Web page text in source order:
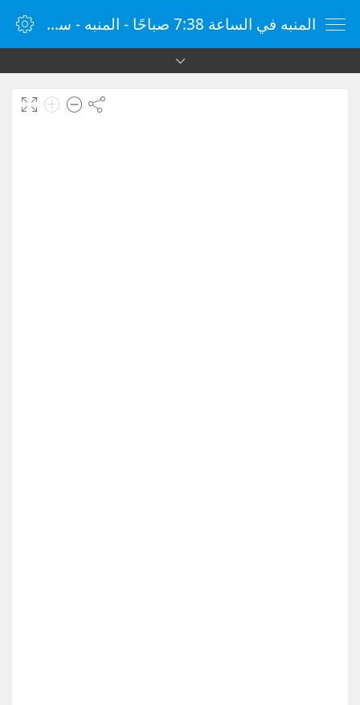
المنبه في الساعة 7:38 صباحًا - المنبه - ساعة منبه الإنترنت